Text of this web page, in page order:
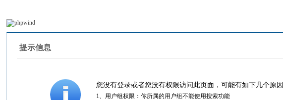
提示信息
您没有登录或者您没有权限访问此页面，可能有如下几个原因
1、用户组权限：你所属的用户组不能使用搜索功能